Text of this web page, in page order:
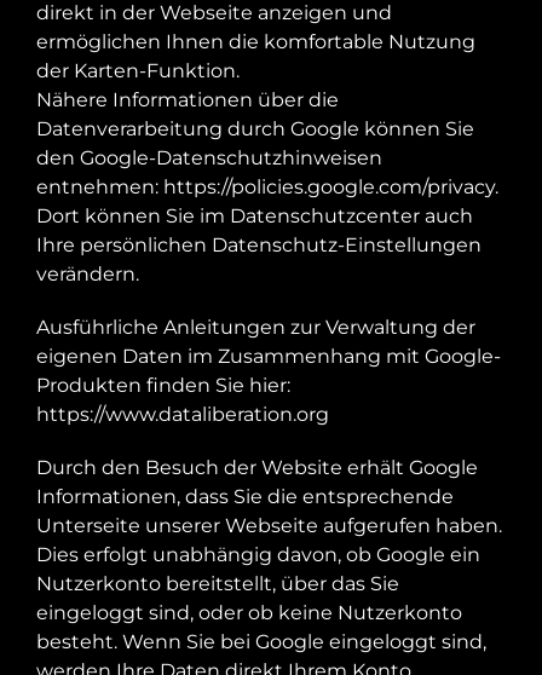
direkt in der Webseite anzeigen und
ermöglichen Ihnen die komfortable Nutzung
der Karten-Funktion.
Nähere Informationen über die
Datenverarbeitung durch Google können Sie
den Google-Datenschutzhinweisen
entnehmen: https://policies.google.com/privacy.
Dort können Sie im Datenschutzcenter auch
Ihre persönlichen Datenschutz-Einstellungen
verändern.
Ausführliche Anleitungen zur Verwaltung der
eigenen Daten im Zusammenhang mit Google-
Produkten finden Sie hier:
https://www.dataliberation.org
Durch den Besuch der Website erhält Google
Informationen, dass Sie die entsprechende
Unterseite unserer Webseite aufgerufen haben.
Dies erfolgt unabhängig davon, ob Google ein
Nutzerkonto bereitstellt, über das Sie
eingeloggt sind, oder ob keine Nutzerkonto
besteht. Wenn Sie bei Google eingeloggt sind,